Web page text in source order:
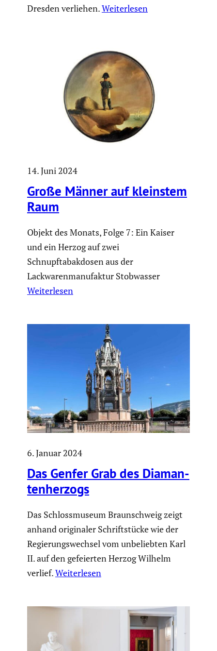
Dresden verliehen.Weiterlesen
14. Juni 2024
Große Männer auf kleinstem
Raum
Objekt des Monats, Folge 7: Ein Kaiser
und ein Herzog auf zwei
Schnupftabakdosen aus der
Lackwarenmanufaktur Stobwasser
Weiterlesen
6. Januar 2024
Das Genfer Grab des Diaman­
ten­her­zogs
Das Schlossmuseum Braunschweig zeigt
anhand originaler Schriftstücke wie der
Regierungswechsel vom unbeliebten Karl
II. auf den gefeierten Herzog Wilhelm
verlief.Weiterlesen